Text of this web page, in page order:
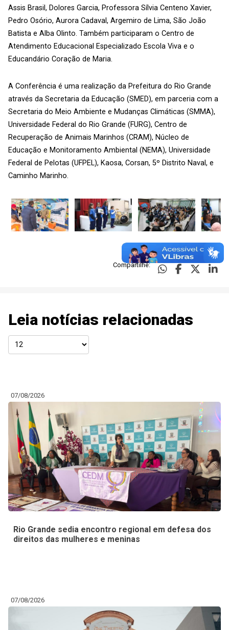
Assis Brasil, Dolores Garcia, Professora Sílvia Centeno Xavier,
Pedro Osório, Aurora Cadaval, Argemiro de Lima, São João
Batista e Alba Olinto. Também participaram o Centro de
Atendimento Educacional Especializado Escola Viva e o
Educandário Coração de Maria.
A Conferência é uma realização da Prefeitura do Rio Grande
através da Secretaria da Educação (SMED), em parceria com a
Secretaria do Meio Ambiente e Mudanças Climáticas (SMMA),
Universidade Federal do Rio Grande (FURG), Centro de
Recuperação de Animais Marinhos (CRAM), Núcleo de
Educação e Monitoramento Ambiental (NEMA), Universidade
Federal de Pelotas (UFPEL), Kaosa, Corsan, 5º Distrito Naval, e
Caminho Marinho.
Compartilhe:
Leia notícias relacionadas
07/08/2026
Rio Grande sedia encontro regional em defesa dos
direitos das mulheres e meninas
07/08/2026